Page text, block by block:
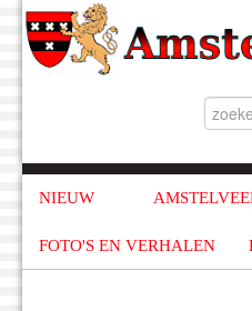
NIEUW
FOTO'S EN VERHALEN